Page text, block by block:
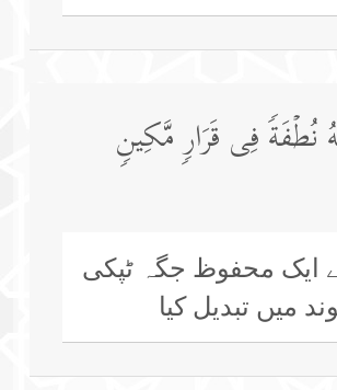
نُطۡفَةࣰ فِی قَرَارࣲ مَّكِینࣲ
ایک محفوظ جگہ ٹپکی
میں تبدیل کیا